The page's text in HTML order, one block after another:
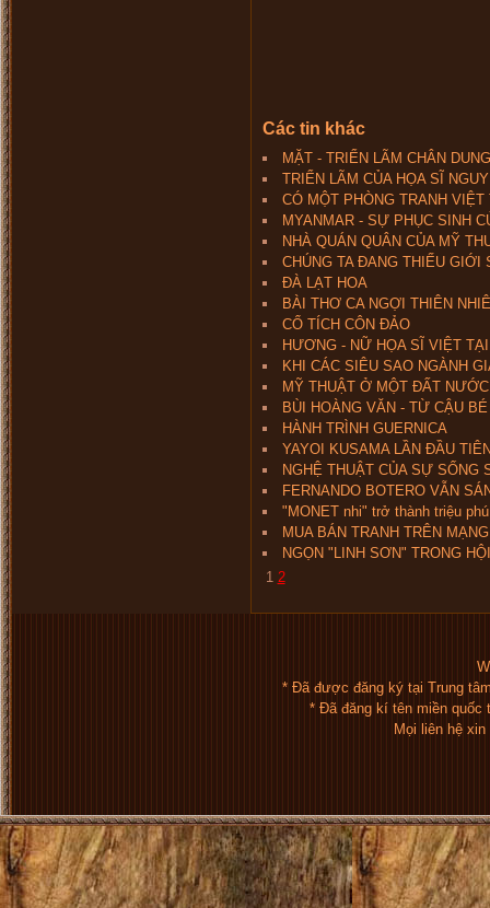
Các tin khác
MẶT - TRIỂN LÃM CHÂN
TRIỂN LÃM CỦA HỌA SĨ
CÓ MỘT PHÒNG TRANH
MYANMAR - SỰ PHỤC SINH
NHÀ QUÁN QUÂN CỦA MỸ
CHÚNG TA ĐANG THIẾU GIỚI
ĐÀ LẠT HOA
BÀI THƠ CA NGỢI THIÊN
CỔ TÍCH CÔN ĐẢO
HƯƠNG - NỮ HỌA SĨ VIỆT
KHI CÁC SIÊU SAO NGÀNH
MỸ THUẬT Ở MỘT ĐẤT
BÙI HOÀNG VĂN - TỪ CẬU
HÀNH TRÌNH GUERNICA
YAYOI KUSAMA LẦN ĐẦU
NGHỆ THUẬT CỦA SỰ SỐNG
FERNANDO BOTERO VẪN
"MONET nhi" trở thành triệu phú
MUA BÁN TRANH TRÊN MẠNG
NGỌN "LINH SƠN" TRONG
1 2
* Đã được đăng ký tại Trung
* Đã đăng kí tên miền quốc
Mọi liên hệ